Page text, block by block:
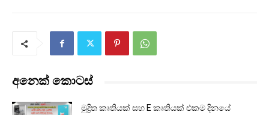
අනෙක් කොටස්
මුද්‍රිත කෘතියක් සහ E කෘතියක් එකම දිනයේ